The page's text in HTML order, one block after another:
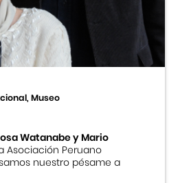
Japonés
Japonesa
Museo
Watanabe y Mario
Asociación Peruano
nuestro pésame a